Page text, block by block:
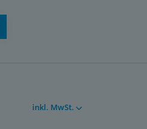
inkl. MwSt.